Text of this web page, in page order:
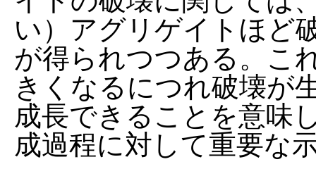
い）アグリゲイトほど
が得られつつある。こ
きくなるにつれ破壊が
成長できることを意味
成過程に対して重要な